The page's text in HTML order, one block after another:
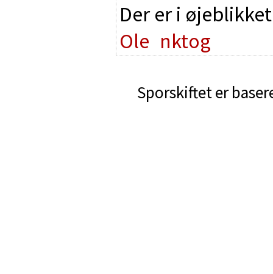
Der er i
Ole nktog
Sporskiftet er